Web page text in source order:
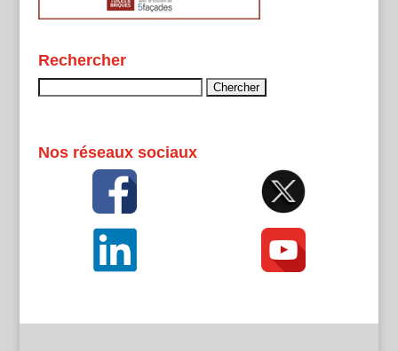
Rechercher
Nos réseaux sociaux